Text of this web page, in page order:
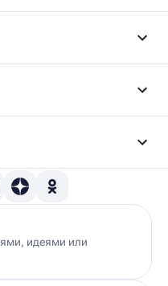
идеями или